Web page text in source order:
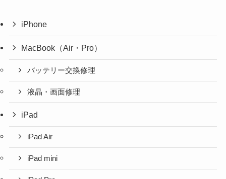
iPhone
MacBook（Air・Pro）
バッテリー交換修理
液晶・画面修理
iPad
iPad Air
iPad mini